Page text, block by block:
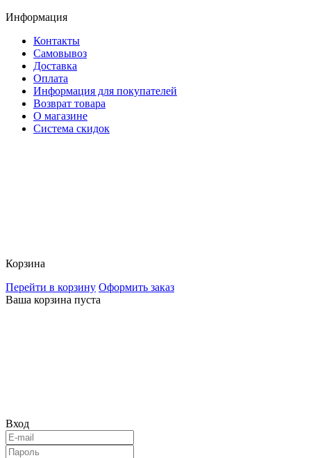
Информация
Контакты
Самовывоз
Доставка
Оплата
Информация для покупателей
Возврат товара
О магазине
Система скидок
Корзина
Перейти в корзину Оформить заказ
Ваша корзина пуста
Вход